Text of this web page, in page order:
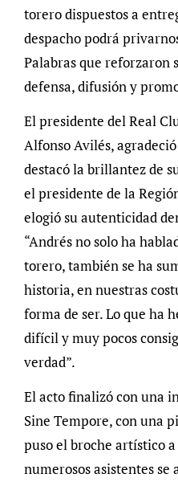
torero dispuestos a
despacho podrá
Palabras que reforzaron
defensa, difusión y
El presidente del Real
Alfonso Avilés,
destacó la brillantez de
el presidente de la
elogió su autenticidad
“Andrés no solo ha
torero, también se ha
historia, en nuestras
forma de ser. Lo que ha
difícil y muy pocos
verdad”.
El acto finalizó con una
Sine Tempore, con una
puso el broche artístico
numerosos asistentes